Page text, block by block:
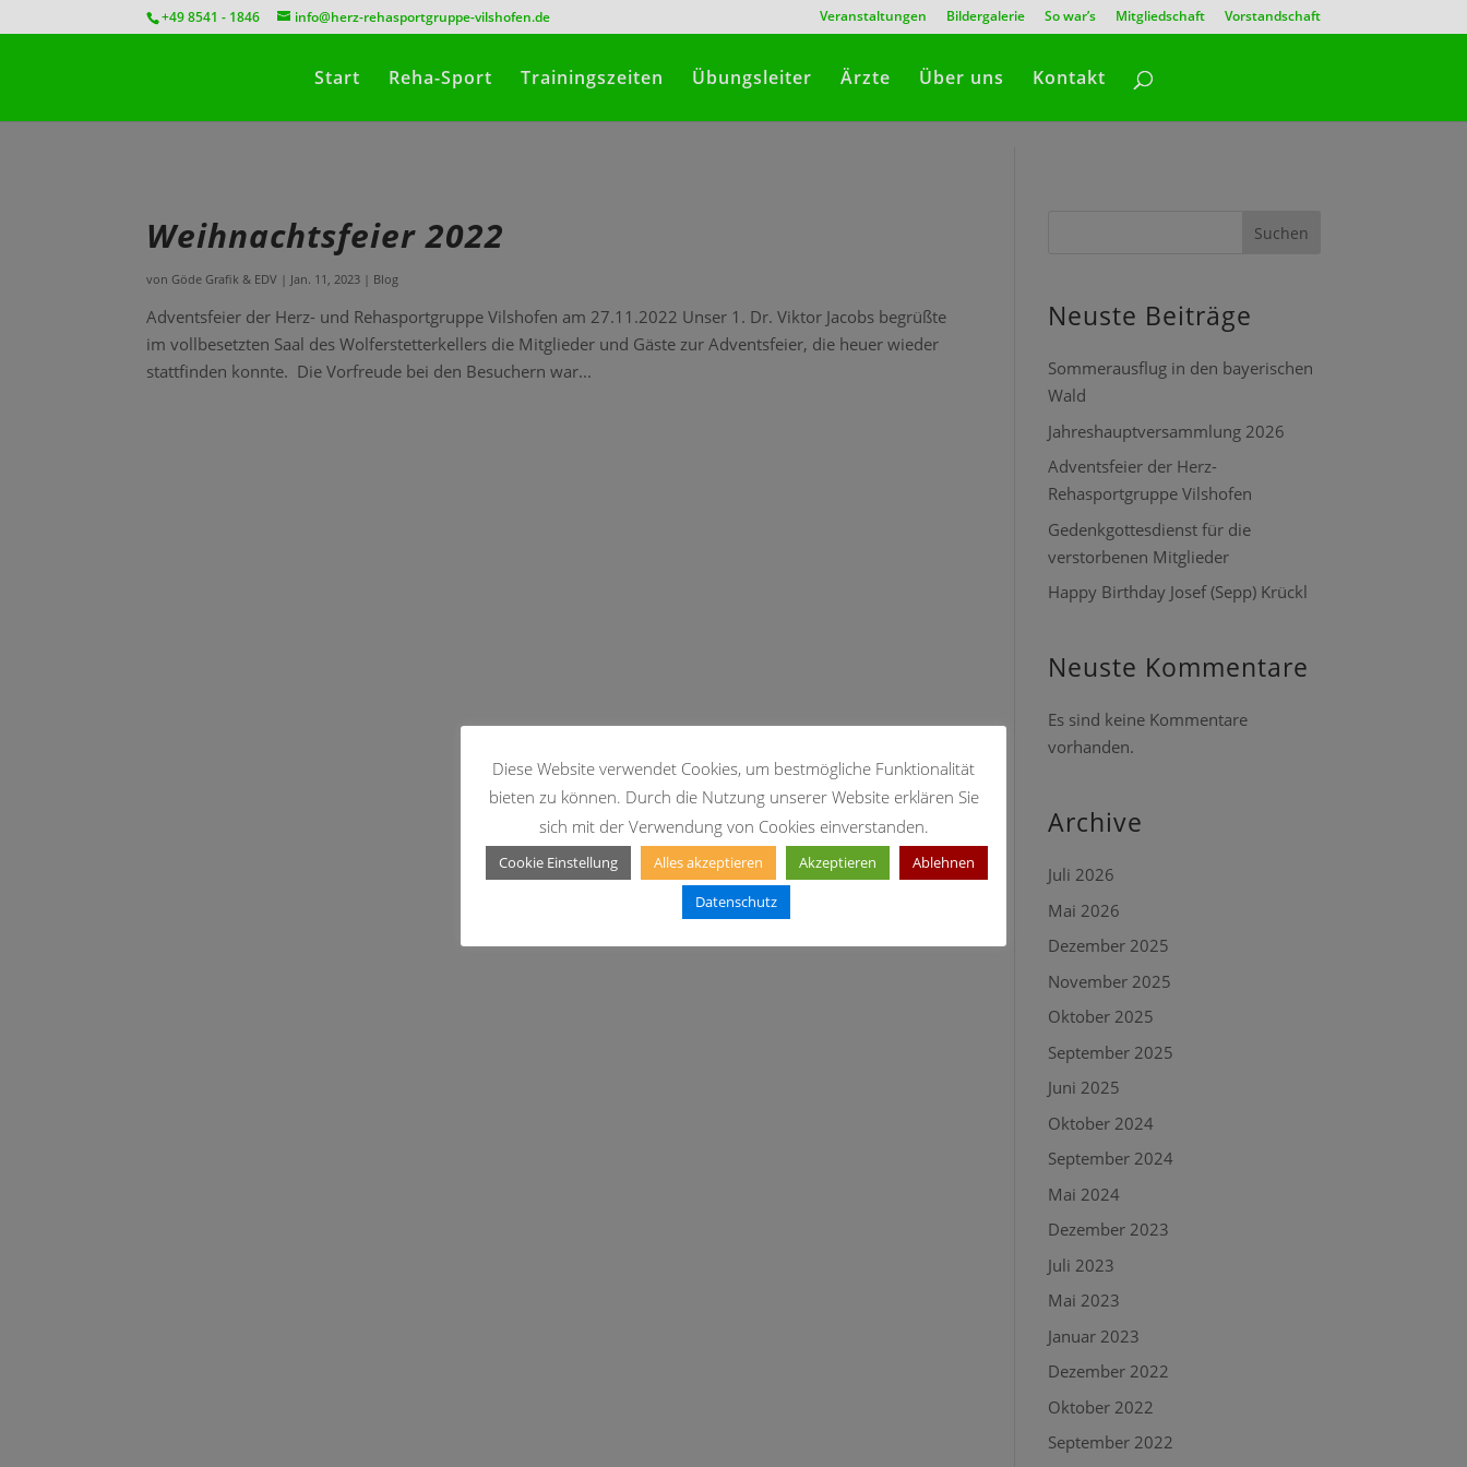
+49 8541 - 1846 info@herz-rehasportgruppe-vilshofen.de Veranstaltungen Bildergalerie So war’s Mitgliedschaft Vorstandschaft
Start Reha-Sport Trainingszeiten Übungsleiter Ärzte Über uns Kontakt
Weihnachtsfeier 2022
von Göde Grafik & EDV | Jan. 11, 2023 | Blog
Adventsfeier der Herz- und Rehasportgruppe Vilshofen am 27.11.2022 Unser 1. Dr. Viktor Jacobs begrüßte
im vollbesetzten Saal des Wolferstetterkellers die Mitglieder und Gäste zur Adventsfeier, die heuer wieder
stattfinden konnte. Die Vorfreude bei den Besuchern war...
Suchen
Neuste Beiträge
Sommerausflug in den bayerischen
Wald
Jahreshauptversammlung 2026
Adventsfeier der Herz-
Rehasportgruppe Vilshofen
Gedenkgottesdienst für die
verstorbenen Mitglieder
Happy Birthday Josef (Sepp) Krückl
Neuste Kommentare
Es sind keine Kommentare
vorhanden.
Archive
Juli 2026
Mai 2026
Dezember 2025
November 2025
Oktober 2025
September 2025
Juni 2025
Oktober 2024
September 2024
Mai 2024
Dezember 2023
Juli 2023
Mai 2023
Januar 2023
Dezember 2022
Oktober 2022
September 2022
Diese Website verwendet Cookies, um bestmögliche Funktionalität
bieten zu können. Durch die Nutzung unserer Website erklären Sie
sich mit der Verwendung von Cookies einverstanden.
Cookie Einstellung Alles akzeptieren Akzeptieren
Ablehnen
Datenschutz